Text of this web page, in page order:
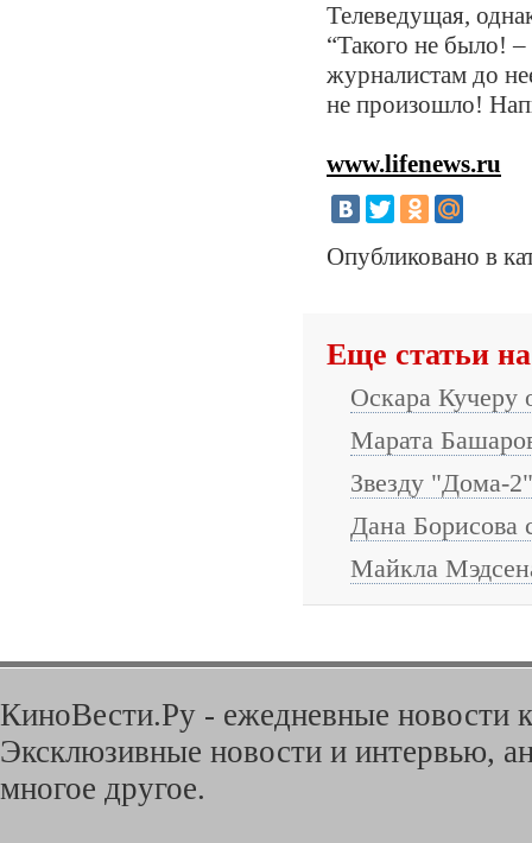
Телеведущая,
“Такого не было! –
журналистам до
не произошло!
www.lifenews.ru
Опубликовано в
Еще статьи
Оскара
Марата
Звезду "Дома-
Дана Борисова
Майкла
КиноВести.Ру - ежедневные новости
Эксклюзивные новости и интервью,
многое другое.